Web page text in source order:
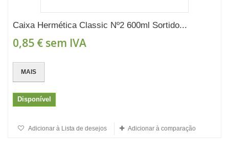
Caixa Hermética Classic Nº2 600ml Sortido...
0,85 € sem IVA
MAIS
Disponível
Adicionar à Lista de desejos Adicionar à comparação